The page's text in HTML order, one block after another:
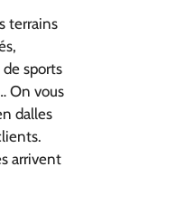
terrains
sports
On vous
dalles
arrivent